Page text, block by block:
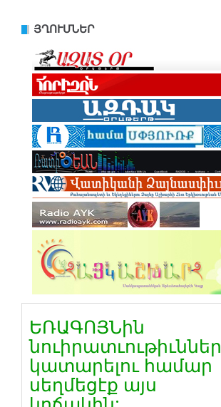
ՅՂՈՒՄՆԵՐ
ԵՌԱԳՈՅՆին
նուիրատւութիւններ
կատարելու համար
սեղմեցէք այս